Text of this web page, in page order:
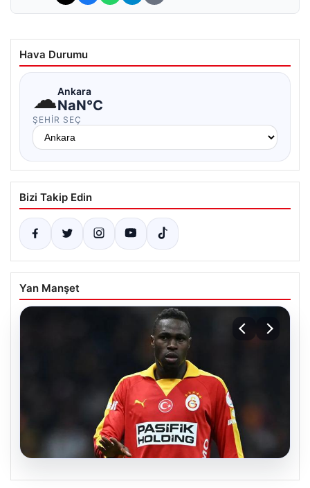
Hava Durumu
☁Ankara
NaN°C
ŞEHIR SEÇ
Bizi Takip Edin
Yan Manşet
05.08.2026